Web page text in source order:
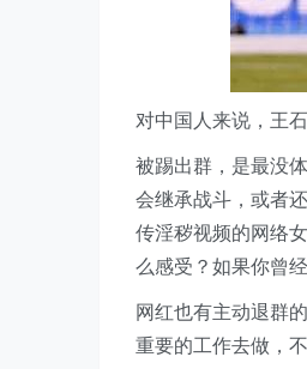
对中国人来说，王
被踢出群，是最没
会继承战斗，或者
传淫秽视频的网络
么感受？如果你曾
网红也有主动退群
重要的工作去做，